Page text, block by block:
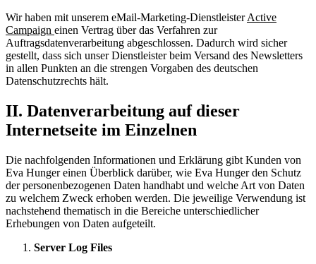
Wir haben mit unserem eMail-Marketing-DienstleisterActive
Campaign einen Vertrag über das Verfahren zur
Auftragsdatenverarbeitung abgeschlossen. Dadurch wird sicher
gestellt, dass sich unser Dienstleister beim Versand des Newsletters
in allen Punkten an die strengen Vorgaben des deutschen
Datenschutzrechts hält.
II. Datenverarbeitung auf dieser
Internetseite im Einzelnen
Die nachfolgenden Informationen und Erklärung gibt Kunden von
Eva Hunger einen Überblick darüber, wie Eva Hunger den Schutz
der personenbezogenen Daten handhabt und welche Art von Daten
zu welchem Zweck erhoben werden. Die jeweilige Verwendung ist
nachstehend thematisch in die Bereiche unterschiedlicher
Erhebungen von Daten aufgeteilt.
Server Log Files